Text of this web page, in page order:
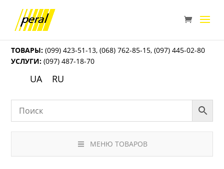
ТОВАРЫ: (099) 423-51-13,(068) 762-85-15,(097) 445-02-80
УСЛУГИ: (097) 487-18-70
UA RU
МЕНЮ ТОВАРОВ